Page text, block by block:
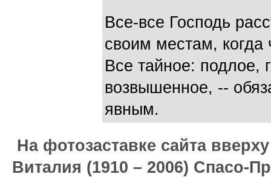
Все-все Господь
своим местам, когда
Все тайное: подлое,
возвышенное, --
явным.
На фотозаставке сайта
Виталия (1910 – 2006) Спасо-